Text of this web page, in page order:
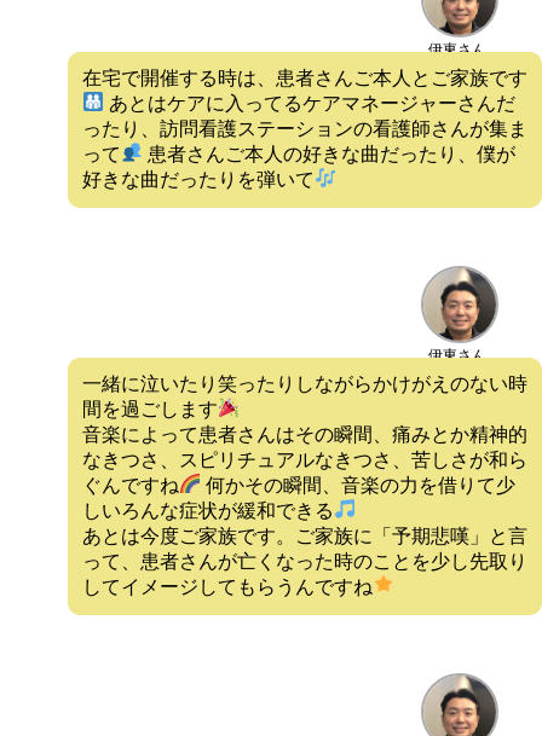
伊東さん
在宅で開催する時は、患者さんご本人とご家族です
あとはケアに入ってるケアマネージャーさんだ
ったり、訪問看護ステーションの看護師さんが集ま
って
患者さんご本人の好きな曲だったり、僕が
好きな曲だったりを弾いて
伊東さん
一緒に泣いたり笑ったりしながらかけがえのない時
間を過ごします
音楽によって患者さんはその瞬間、痛みとか精神的
なきつさ、スピリチュアルなきつさ、苦しさが和ら
ぐんですね
何かその瞬間、音楽の力を借りて少
しいろんな症状が緩和できる
あとは今度ご家族です。ご家族に「予期悲嘆」と言
って、患者さんが亡くなった時のことを少し先取り
してイメージしてもらうんですね